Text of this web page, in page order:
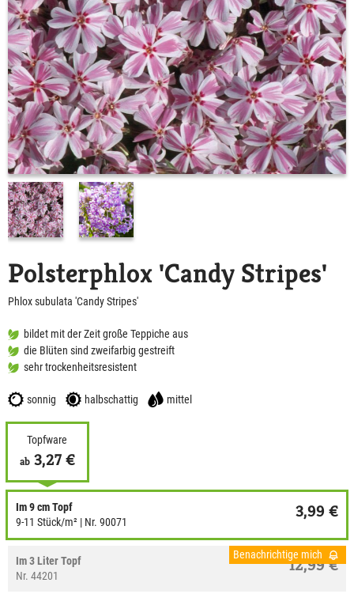
Polsterphlox 'Candy Stripes'
Phlox subulata 'Candy Stripes'
bildet mit der Zeit große Teppiche aus
die Blüten sind zweifarbig gestreift
sehr trockenheitsresistent
sonnig halbschattig mittel
Topfware
ab 3,27 €
Im 9 cm Topf
9-11 Stück/m² | Nr. 90071
3,99 €
Benachrichtige mich
Im 3 Liter Topf
Nr. 44201
12,99 €